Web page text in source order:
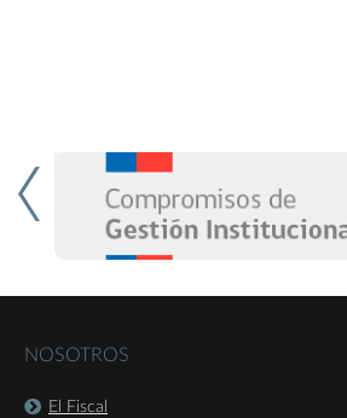
NOSOTROS
El Fiscal